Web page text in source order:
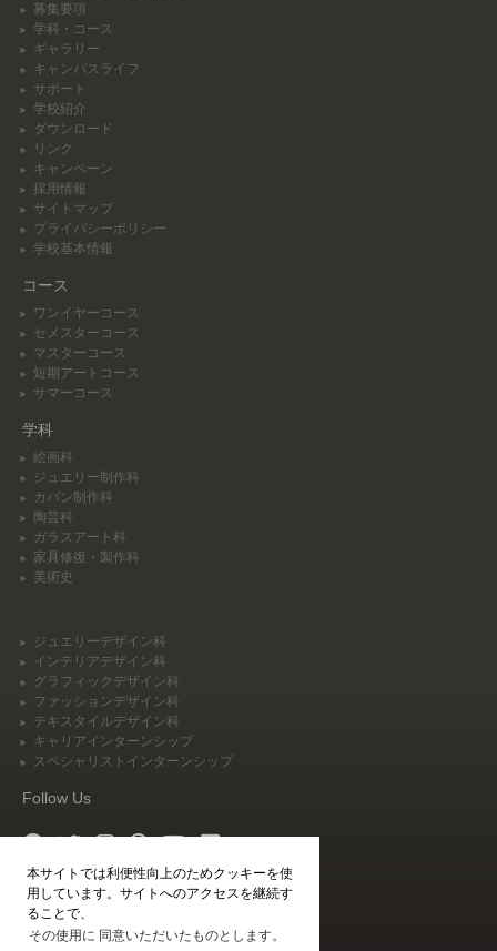
本サイトでは利便性向上のためクッキーを使
用しています。サイトへのアクセスを継続す
ることで、
その使用に 同意いただいたものとします。
募集要項
学科・コース
ギャラリー
キャンパスライフ
サポート
学校紹介
ダウンロード
リンク
キャンペーン
採用情報
サイトマップ
プライバシーポリシー
学校基本情報
コース
ワンイヤーコース
セメスターコース
マスターコース
短期アートコース
サマーコース
学科
絵画科
ジュエリー制作科
カバン制作科
陶芸科
ガラスアート科
家具修復・製作科
美術史
ジュエリーデザイン科
インテリアデザイン科
グラフィックデザイン科
ファッションデザイン科
テキスタイルデザイン科
キャリアインターンシップ
スペシャリストインターンシップ
Follow Us
Agent Login
Student Login